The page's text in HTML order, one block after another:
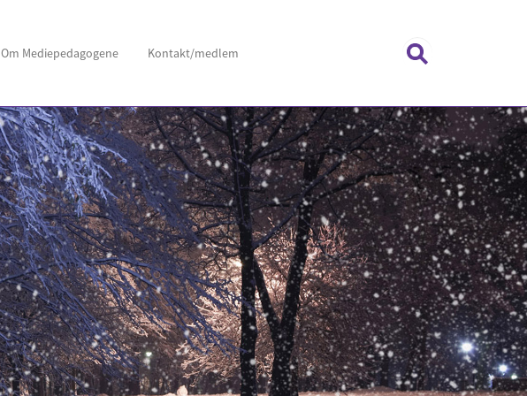
Om Mediepedagogene Kontakt/medlem